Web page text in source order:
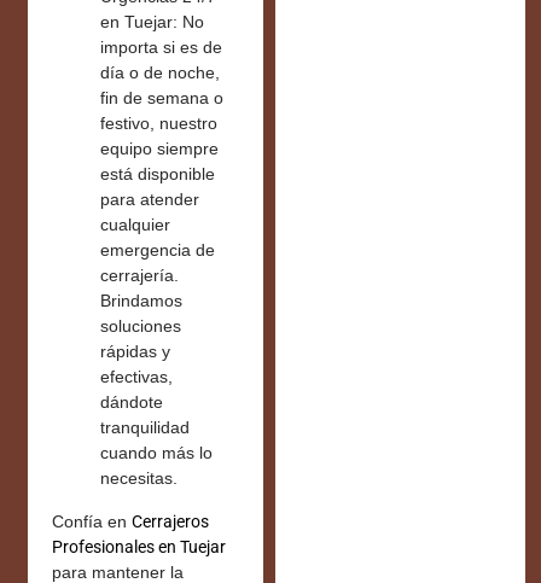
en Tuejar: No
importa si es de
día o de noche,
fin de semana o
festivo, nuestro
equipo siempre
está disponible
para atender
cualquier
emergencia de
cerrajería.
Brindamos
soluciones
rápidas y
efectivas,
dándote
tranquilidad
cuando más lo
necesitas.
Confía enCerrajeros
Profesionales en Tuejar
para mantener la